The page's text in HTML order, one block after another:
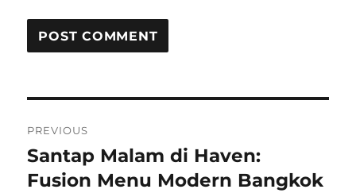
navigation
PREVIOUS
Previous
post:
Santap Malam di Haven:
Fusion Menu Modern Bangkok